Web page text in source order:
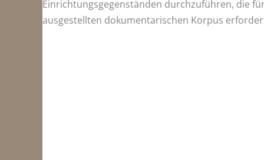
Einrichtungsgegenständen durchzuführen, die
ausgestellten dokumentarischen Korpus